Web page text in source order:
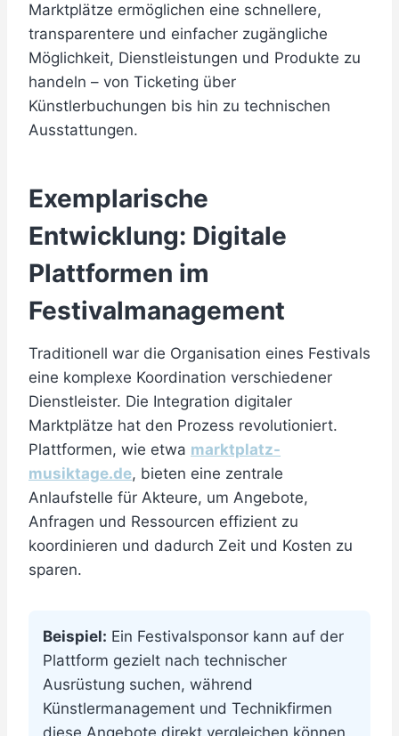
Marktplätze ermöglichen eine schnellere,
transparentere und einfacher zugängliche
Möglichkeit, Dienstleistungen und Produkte zu
handeln – von Ticketing über
Künstlerbuchungen bis hin zu technischen
Ausstattungen.
Exemplarische
Entwicklung: Digitale
Plattformen im
Festivalmanagement
Traditionell war die Organisation eines Festivals
eine komplexe Koordination verschiedener
Dienstleister. Die Integration digitaler
Marktplätze hat den Prozess revolutioniert.
Plattformen, wie etwa marktplatz-
musiktage.de, bieten eine zentrale
Anlaufstelle für Akteure, um Angebote,
Anfragen und Ressourcen effizient zu
koordinieren und dadurch Zeit und Kosten zu
sparen.
Beispiel: Ein Festivalsponsor kann auf der
Plattform gezielt nach technischer
Ausrüstung suchen, während
Künstlermanagement und Technikfirmen